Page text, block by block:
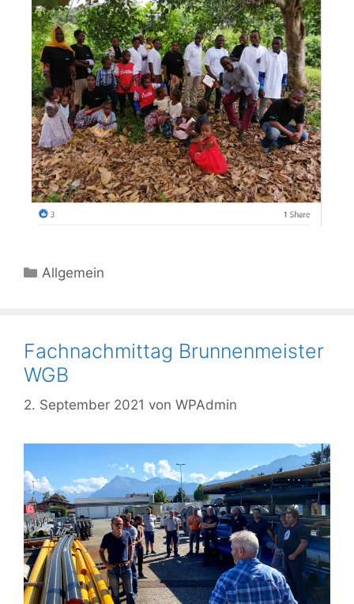
Allgemein
Fachnachmittag Brunnenmeister
WGB
2. September 2021 von WPAdmin